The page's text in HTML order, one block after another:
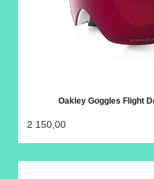
Oakley Goggles Flight
2 150,00